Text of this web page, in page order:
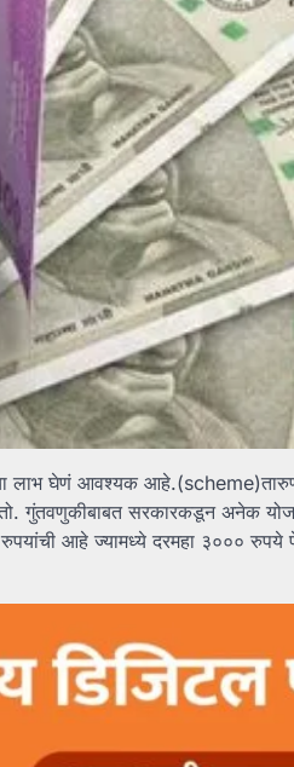
लाभ घेणं आवश्यक
गुंतवणुकीबाबत सरकारकडून अनेक
आहे ज्यामध्ये दरमहा ३००० रुपये